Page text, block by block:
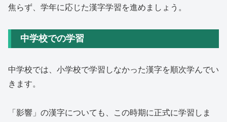
焦らず、学年に応じた漢字学習を進めましょう。
中学校での学習
中学校では、小学校で学習しなかった漢字を順次学んでい
きます。
「影響」の漢字についても、この時期に正式に学習しま